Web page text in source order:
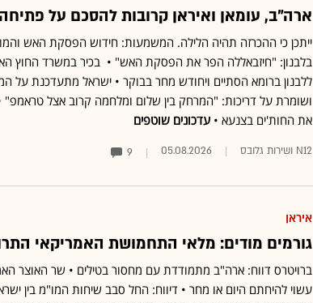
ארה"ב, עומאן ואיראן קרובות להסכם על
ייתכן כי ההכרזה תהיה הלילה. המשמעות: חידוש הפסקת האש
בלבנון: "חיזבאללה הפר את הפסקת האש" • בכיר במשרד החוץ
ללבנון ברומא הסתיים ויחודש מחר בבוקר • ישראל מתעדכנת על
ושומרת על דריכות: "המרחק בין שלום ומלחמה קרוב אצל טראמפ"
את החות'ים בצנעא • עדכונים שוטפים
N12 ושירות גלובס 05.08.2026
9
איראן
גורמים מודים: מלאי התחמושת האמריקאי
ברויטרס דווח: ארה"ב מתמודדת עם מחסור בטילים • שר האוצר
עשוי להיחתם היום או מחר • דיווח: החל סבב שיחות המו"מ בין